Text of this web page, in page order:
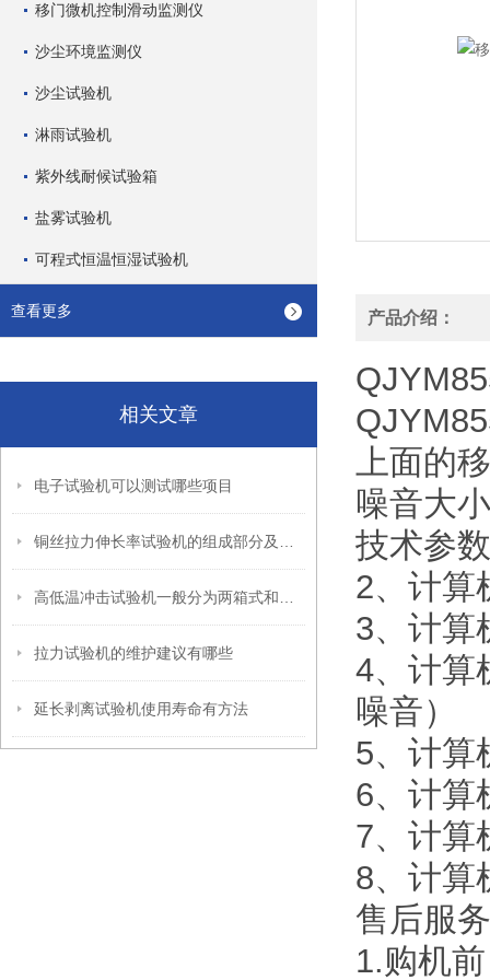
移门微机控制滑动监测仪
沙尘环境监测仪
沙尘试验机
淋雨试验机
紫外线耐候试验箱
盐雾试验机
可程式恒温恒湿试验机
查看更多
相关文章
电子试验机可以测试哪些项目
拉力试验机的维护建议有哪些
延长剥离试验机使用寿命有方法
产品介绍：
上面的
噪音大
技术参
2、计算
3、计算
4、计算
噪音）
5、计算
6、计算
7、计算
8、计算
售后服
1.购机